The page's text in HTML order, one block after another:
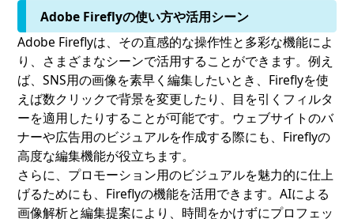
Adobe Fireflyの使い方や活用シーン
Adobe Fireflyは、その直感的な操作性と多彩な機能によ
り、さまざまなシーンで活用することができます。例え
ば、SNS用の画像を素早く編集したいとき、Fireflyを使
えば数クリックで背景を変更したり、目を引くフィルタ
ーを適用したりすることが可能です。ウェブサイトのバ
ナーや広告用のビジュアルを作成する際にも、Fireflyの
高度な編集機能が役立ちます。
さらに、プロモーション用のビジュアルを魅力的に仕上
げるためにも、Fireflyの機能を活用できます。AIによる
画像解析と編集提案により、時間をかけずにプロフェッ